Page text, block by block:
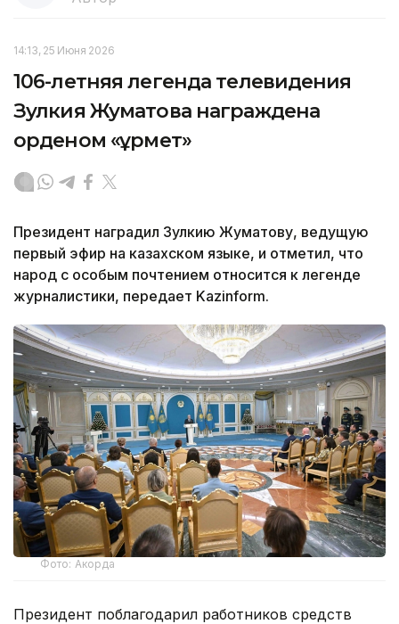
14:13, 25 Июня 2026
106-летняя легенда телевидения
Зулкия Жуматова награждена
орденом «Құрмет»
Президент наградил Зулкию Жуматову, ведущую
первый эфир на казахском языке, и отметил, что
народ с особым почтением относится к легенде
журналистики, передает Kazinform.
Фото: Акорда
Президент поблагодарил работников средств